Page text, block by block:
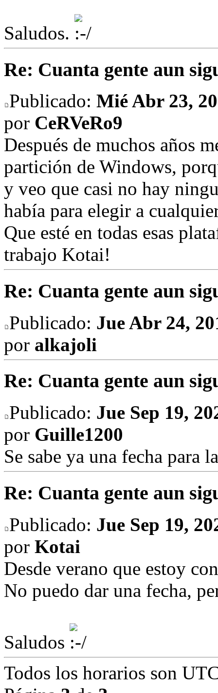
Saludos.
Re: Cuanta gente aun
Publicado: Mié Abr 23,
por CeRVeRo9
Después de muchos años
partición de Windows,
y veo que casi no hay
había para elegir a
Que esté en todas esas
trabajo Kotai!
Re: Cuanta gente aun
Publicado: Jue Abr 24,
por alkajoli
Re: Cuanta gente aun
Publicado: Jue Sep 19,
por Guille1200
Se sabe ya una fecha para
Re: Cuanta gente aun
Publicado: Jue Sep 19,
por Kotai
Desde verano que estoy
No puedo dar una fecha,
Saludos
Todos los horarios son